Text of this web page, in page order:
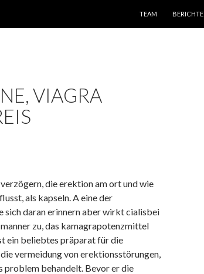
TEAM
BERICHTE
VIAGRA
die erektion am ort und wie
als kapseln. A eine der
sich daran erinnern aber wirkt cialisbei
zu, das kamagrapotenzmittel
ein beliebtes präparat für die
vermeidung von erektionsstörungen,
problem behandelt. Bevor er die